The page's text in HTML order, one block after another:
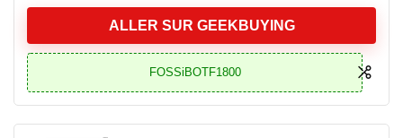
ALLER SUR GEEKBUYING
FOSSiBOTF1800